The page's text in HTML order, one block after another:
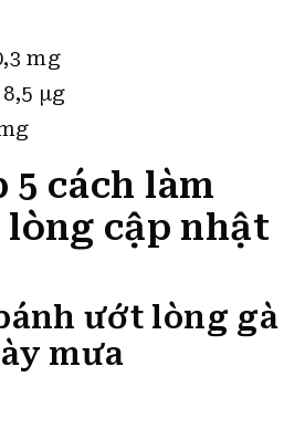
mg
µg
5 cách làm
cập nhật
ướt lòng gà
mưa